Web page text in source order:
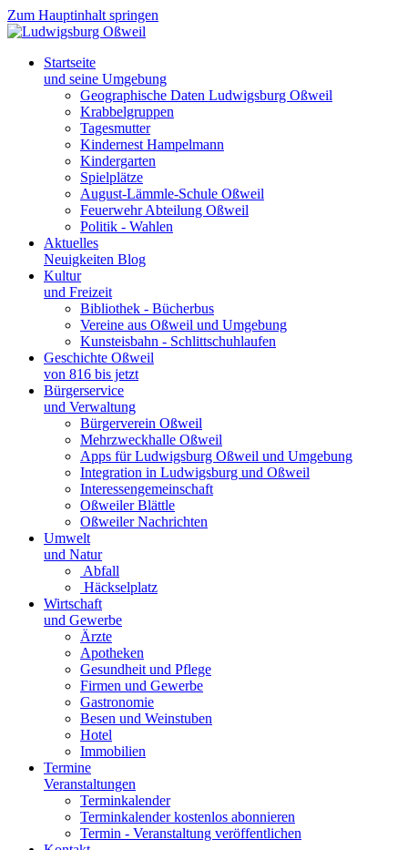
Zum Hauptinhalt springen
Startseite
und seine Umgebung
Geographische Daten Ludwigsburg Oßweil
Krabbelgruppen
Tagesmutter
Kindernest Hampelmann
Kindergarten
Spielplätze
August-Lämmle-Schule Oßweil
Feuerwehr Abteilung Oßweil
Politik - Wahlen
Aktuelles
Neuigkeiten Blog
Kultur
und Freizeit
Bibliothek - Bücherbus
Vereine aus Oßweil und Umgebung
Kunsteisbahn - Schlittschuhlaufen
Geschichte Oßweil
von 816 bis jetzt
Bürgerservice
und Verwaltung
Bürgerverein Oßweil
Mehrzweckhalle Oßweil
Apps für Ludwigsburg Oßweil und Umgebung
Integration in Ludwigsburg und Oßweil
Interessengemeinschaft
Oßweiler Blättle
Oßweiler Nachrichten
Umwelt
und Natur
Abfall
Häckselplatz
Wirtschaft
und Gewerbe
Ärzte
Apotheken
Gesundheit und Pflege
Firmen und Gewerbe
Gastronomie
Besen und Weinstuben
Hotel
Immobilien
Termine
Veranstaltungen
Terminkalender
Terminkalender kostenlos abonnieren
Termin - Veranstaltung veröffentlichen